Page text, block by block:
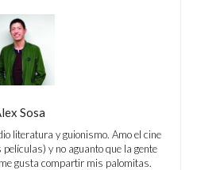
Sosa
literatura y guionismo. Amo el cine
y no aguanto que la gente
gusta compartir mis palomitas.